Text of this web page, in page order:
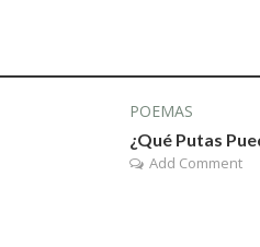
POEMAS
¿Qué Putas
Add Comment